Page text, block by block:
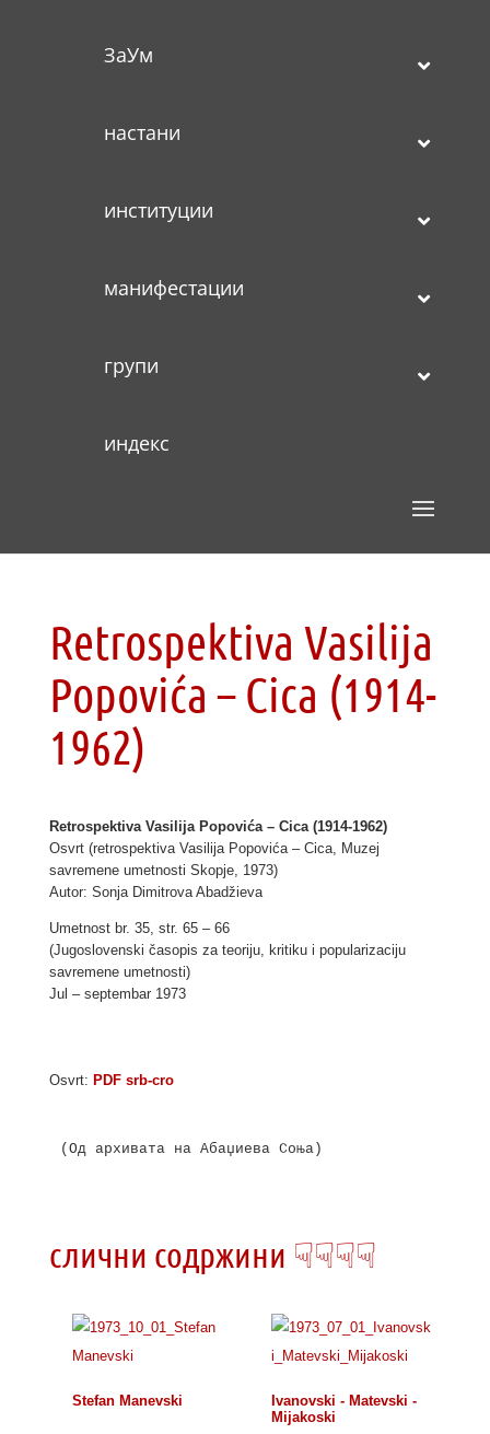
ЗаУм
настани
институции
манифестации
групи
индекс
Retrospektiva Vasilija
Popovića – Cica (1914-
1962)
Retrospektiva Vasilija Popovića – Cica (1914-1962)
Osvrt (retrospektiva Vasilija Popovića – Cica, Muzej
savremene umetnosti Skopje, 1973)
Autor: Sonja Dimitrova Abadžieva
Umetnost br. 35, str. 65 – 66
(Jugoslovenski časopis za teoriju, kritiku i popularizaciju
savremene umetnosti)
Jul – septembar 1973
Osvrt: PDF srb-cro
(Од архивата на Абаџиева Соња)
слични содржини ☟☟☟☟
Stefan Manevski
Ivanovski - Matevski -
Mijakoski